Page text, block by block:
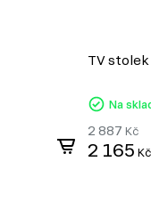
TV stolek
Na
2 887 Kč
2 165 Kč